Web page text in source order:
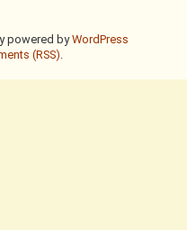
powered byWordPress
(RSS).